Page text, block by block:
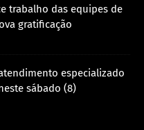
trabalho das equipes de
gratificação
especializado
sábado (8)